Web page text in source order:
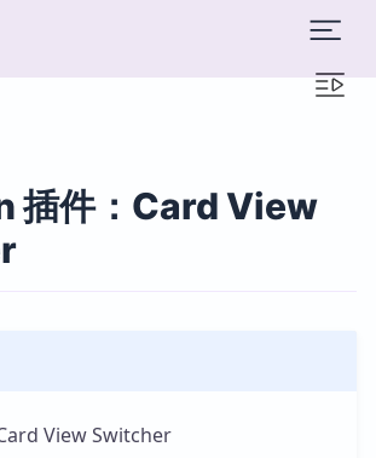
插件：Card View
View Switcher